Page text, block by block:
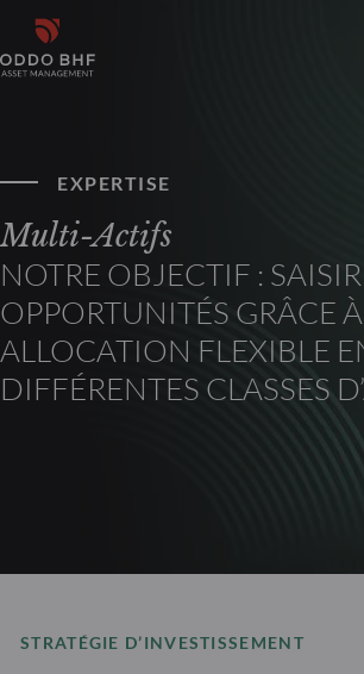
EXPERTISE
Multi-Actifs
NOTRE OBJECTIF :
OPPORTUNITÉS GRÂCE
ALLOCATION FLEXIBLE
DIFFÉRENTES CLASSES
STRATÉGIE D’INVESTISSEMENT